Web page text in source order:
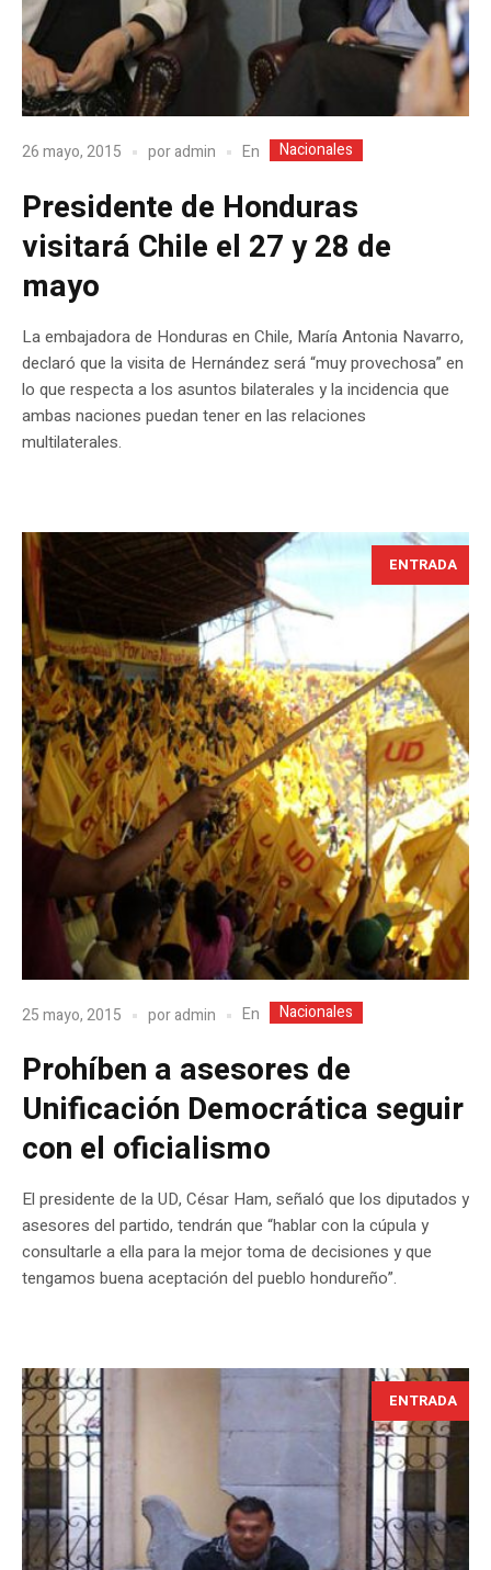
26 mayo, 2015 poradmin En Nacionales
Presidente de Honduras
visitará Chile el 27 y 28 de
mayo
La embajadora de Honduras en Chile, María Antonia Navarro,
declaró que la visita de Hernández será “muy provechosa” en
lo que respecta a los asuntos bilaterales y la incidencia que
ambas naciones puedan tener en las relaciones
multilaterales.
ENTRADA
25 mayo, 2015 poradmin En Nacionales
Prohíben a asesores de
Unificación Democrática seguir
con el oficialismo
El presidente de la UD, César Ham, señaló que los diputados y
asesores del partido, tendrán que “hablar con la cúpula y
consultarle a ella para la mejor toma de decisiones y que
tengamos buena aceptación del pueblo hondureño”.
ENTRADA